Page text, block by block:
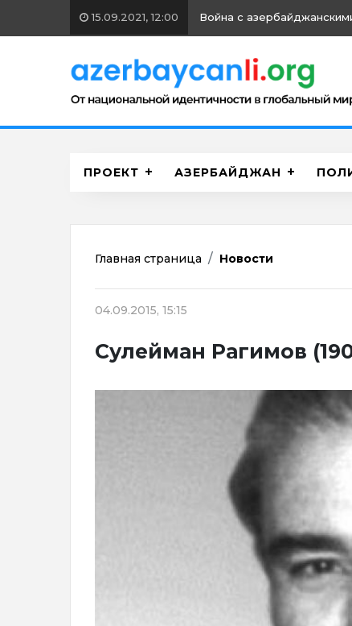
15.09.2021, 12:00 Война с
ПРОЕКТ АЗЕРБАЙДЖАН
Главная страница Новости
04.09.2015, 15:15
Сулейман Рагимов